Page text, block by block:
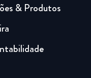
& Produtos